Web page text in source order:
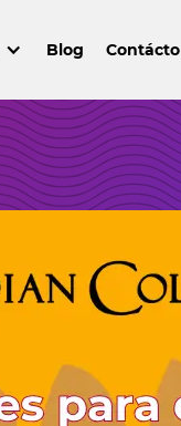
Blog Contácto